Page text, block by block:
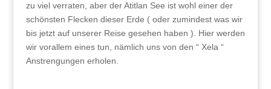
zu viel verraten, aber der Atitlan See ist wohl einer der
schönsten Flecken dieser Erde ( oder zumindest was wir
bis jetzt auf unserer Reise gesehen haben ). Hier werden
wir vorallem eines tun, nämlich uns von den “ Xela “
Anstrengungen erholen.